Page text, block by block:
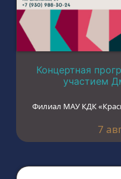
Концертная
участием
Филиал МАУ КДК
7